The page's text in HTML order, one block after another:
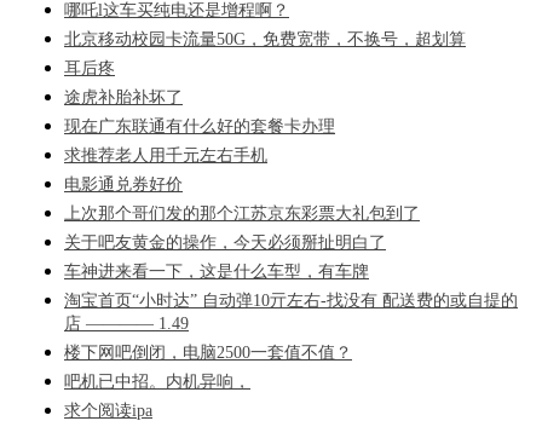
哪吒l这车买纯电还是增程啊？
北京移动校园卡流量50G，免费宽带，不换号，超划算
耳后疼
途虎补胎补坏了
现在广东联通有什么好的套餐卡办理
求推荐老人用千元左右手机
电影通兑券好价
上次那个哥们发的那个江苏京东彩票大礼包到了
关于吧友黄金的操作，今天必须掰扯明白了
车神进来看一下，这是什么车型，有车牌
淘宝首页“小时达” 自动弹10亓左右-找没有 配送费的或自提的
店 ———— 1.49
楼下网吧倒闭，电脑2500一套值不值？
吧机已中招。内机异响，
求个阅读ipa